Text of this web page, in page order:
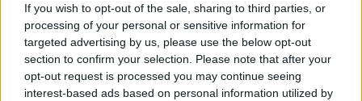
If you wish to opt-out of the sale, sharing to third parties, or
processing of your personal or sensitive information for
targeted advertising by us, please use the below opt-out
section to confirm your selection. Please note that after your
opt-out request is processed you may continue seeing
interest-based ads based on personal information utilized by